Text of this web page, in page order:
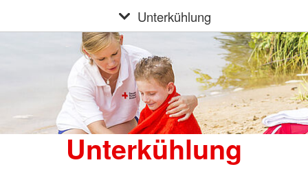
Unterkühlung
Unterkühlung